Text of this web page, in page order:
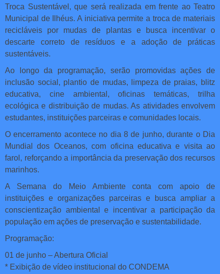
Troca Sustentável, que será realizada em frente ao Teatro
Municipal de Ilhéus. A iniciativa permite a troca de materiais
recicláveis por mudas de plantas e busca incentivar o
descarte correto de resíduos e a adoção de práticas
sustentáveis.
Ao longo da programação, serão promovidas ações de
inclusão social, plantio de mudas, limpeza de praias, blitz
educativa, cine ambiental, oficinas temáticas, trilha
ecológica e distribuição de mudas. As atividades envolvem
estudantes, instituições parceiras e comunidades locais.
O encerramento acontece no dia 8 de junho, durante o Dia
Mundial dos Oceanos, com oficina educativa e visita ao
farol, reforçando a importância da preservação dos recursos
marinhos.
A Semana do Meio Ambiente conta com apoio de
instituições e organizações parceiras e busca ampliar a
conscientização ambiental e incentivar a participação da
população em ações de preservação e sustentabilidade.
Programação:
01 de junho – Abertura Oficial
* Exibição de vídeo institucional do CONDEMA